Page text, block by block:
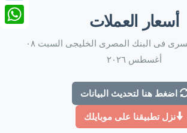
أسعار العملات
سعر فرنك سويسرى فى البنك المصرى الخليجى السبت ٠٨
أغسطس ٢٠٢٦
اضغط هنا لتحديث البيانات
نزل تطبيقنا على موبايلك